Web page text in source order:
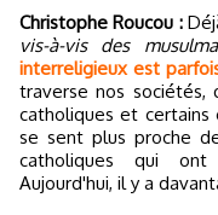
Christophe Roucou :
vis-à-vis des
interreligieux est
traverse nos sociétés,
catholiques et certains
se sent plus proche
catholiques qui
Aujourd'hui, il y a